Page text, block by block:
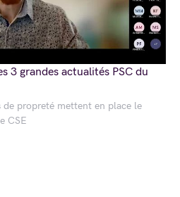
de propreté mettent en place le
CSE
3 grandes actualités PSC du